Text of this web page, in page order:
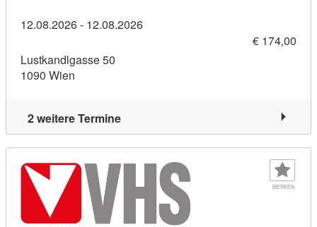
12.08.2026 - 12.08.2026
€ 174,00
Lustkandlgasse 50
1090 Wien
2 weitere Termine
MERKEN